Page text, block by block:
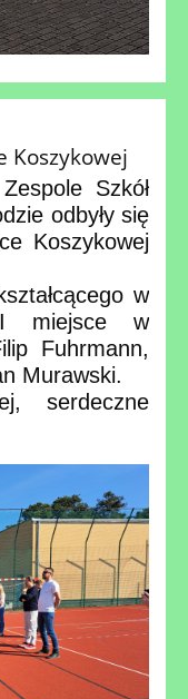
Koszykowej
Szkół
odbyły się
Koszykowej
w
miejsce w
Fuhrmann,
Murawski.
serdeczne